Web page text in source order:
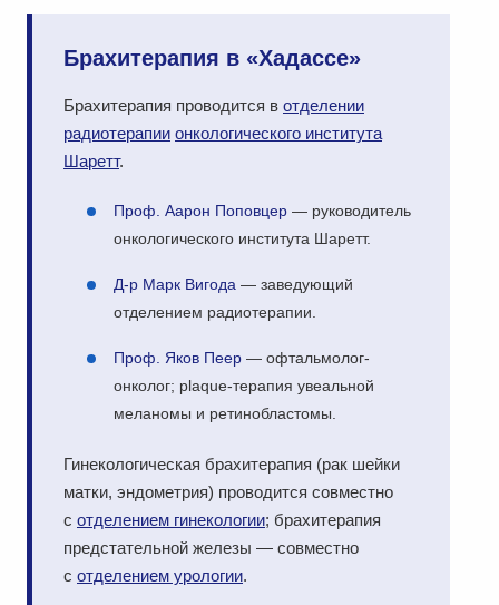
Брахитерапия в «Хадассе»
Брахитерапия проводится в отделении
радиотерапии онкологического института
Шаретт.
Проф. Аарон Поповцер — руководитель
онкологического института Шаретт.
Д-р Марк Вигода — заведующий
отделением радиотерапии.
Проф. Яков Пеер — офтальмолог-
онколог; plaque-терапия увеальной
меланомы и ретинобластомы.
Гинекологическая брахитерапия (рак шейки
матки, эндометрия) проводится совместно
с отделением гинекологии; брахитерапия
предстательной железы — совместно
с отделением урологии.